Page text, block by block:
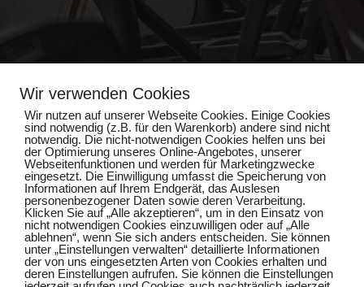
Impressum
Datenschutz
Wir verwenden Cookies
Wir nutzen auf unserer Webseite Cookies. Einige Cookies
sind notwendig (z.B. für den Warenkorb) andere sind nicht
notwendig. Die nicht-notwendigen Cookies helfen uns bei
der Optimierung unseres Online-Angebotes, unserer
Webseitenfunktionen und werden für Marketingzwecke
eingesetzt. Die Einwilligung umfasst die Speicherung von
Informationen auf Ihrem Endgerät, das Auslesen
personenbezogener Daten sowie deren Verarbeitung.
Klicken Sie auf „Alle akzeptieren“, um in den Einsatz von
nicht notwendigen Cookies einzuwilligen oder auf „Alle
ablehnen“, wenn Sie sich anders entscheiden. Sie können
unter „Einstellungen verwalten“ detaillierte Informationen
der von uns eingesetzten Arten von Cookies erhalten und
deren Einstellungen aufrufen. Sie können die Einstellungen